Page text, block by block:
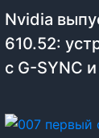
Nvidia
610.52:
с G-SYNC